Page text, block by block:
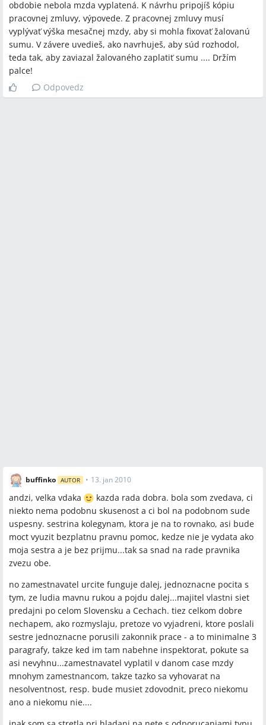
obdobie nebola mzda vyplatená. K návrhu pripojíš kópiu
pracovnej zmluvy, výpovede. Z pracovnej zmluvy musí
vyplývať výška mesačnej mzdy, aby si mohla fixovať žalovanú
sumu. V závere uvedieš, ako navrhuješ, aby súd rozhodol,
teda tak, aby zaviazal žalovaného zaplatiť sumu .... Držím
palce!
Odpovedz
buffinko AUTOR • 13. jan 2010
andzi, velka vdaka
kazda rada dobra. bola som zvedava, ci
niekto nema podobnu skusenost a ci bol na podobnom sude
uspesny. sestrina kolegynam, ktora je na to rovnako, asi bude
moct vyuzit bezplatnu pravnu pomoc, kedze nie je vydata ako
moja sestra a je bez prijmu...tak sa snad na rade pravnika
zvezu obe.
no zamestnavatel urcite funguje dalej, jednoznacne pocita s
tym, ze ludia mavnu rukou a pojdu dalej...majitel vlastni siet
predajni po celom Slovensku a Cechach. tiez celkom dobre
nechapem, ako rozmyslaju, pretoze vo vyjadreni, ktore poslali
sestre jednoznacne porusili zakonnik prace - a to minimalne 3
paragrafy, takze ked im tam nabehne inspektorat, pokute sa
asi nevyhnu...zamestnavatel vyplatil v danom case mzdy
mnohym zamestnancom, takze tazko sa vyhovarat na
nesolventnost, resp. bude musiet zdovodnit, preco niekomu
ano a niekomu nie....